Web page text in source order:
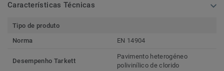
Características Técnicas
Tipo de produto
Norma
EN 14904
Desempenho Tarkett
Pavimento heterogéneo
polivinílico de clorido